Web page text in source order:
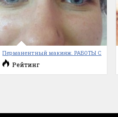
Перманентный макияж. РАБОТЫ С
Рейтинг